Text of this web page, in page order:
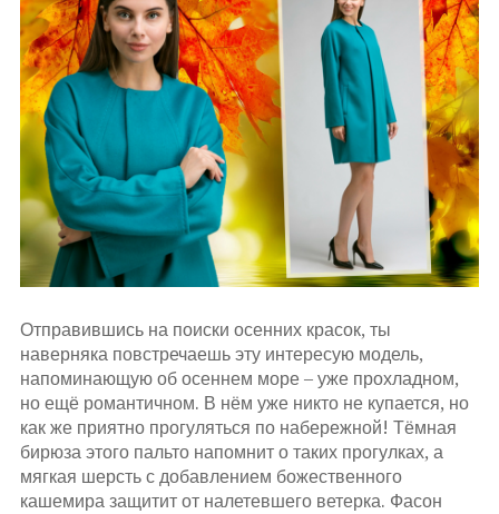
Отправившись на поиски осенних красок, ты
наверняка повстречаешь эту интересую модель,
напоминающую об осеннем море – уже прохладном,
но ещё романтичном. В нём уже никто не купается, но
как же приятно прогуляться по набережной! Тёмная
бирюза этого пальто напомнит о таких прогулках, а
мягкая шерсть с добавлением божественного
кашемира защитит от налетевшего ветерка. Фасон